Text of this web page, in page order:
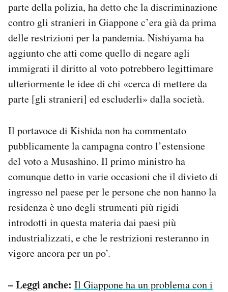
parte della polizia, ha detto che la discriminazione
contro gli stranieri in Giappone c’era già da prima
delle restrizioni per la pandemia. Nishiyama ha
aggiunto che atti come quello di negare agli
immigrati il diritto al voto potrebbero legittimare
ulteriormente le idee di chi «cerca di mettere da
parte [gli stranieri] ed escluderli» dalla società.
Il portavoce di Kishida non ha commentato
pubblicamente la campagna contro l’estensione
del voto a Musashino. Il primo ministro ha
comunque detto in varie occasioni che il divieto di
ingresso nel paese per le persone che non hanno la
residenza è uno degli strumenti più rigidi
introdotti in questa materia dai paesi più
industrializzati, e che le restrizioni resteranno in
vigore ancora per un po’.
– Leggi anche: Il Giappone ha un problema con i